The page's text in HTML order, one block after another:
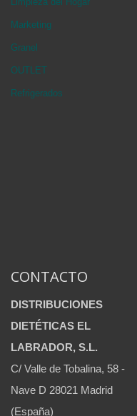
Marketing
Granel
OUTLET
Refrigerados
CONTACTO
DISTRIBUCIONES
DIETÉTICAS EL
LABRADOR, S.L.
C/ Valle de Tobalina, 58 -
Nave D 28021 Madrid
(España)